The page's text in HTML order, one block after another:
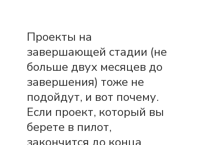
Проекты на
завершающей стадии (не
больше двух месяцев до
завершения) тоже не
подойдут, и вот почему.
Если проект, который вы
берете в пилот,